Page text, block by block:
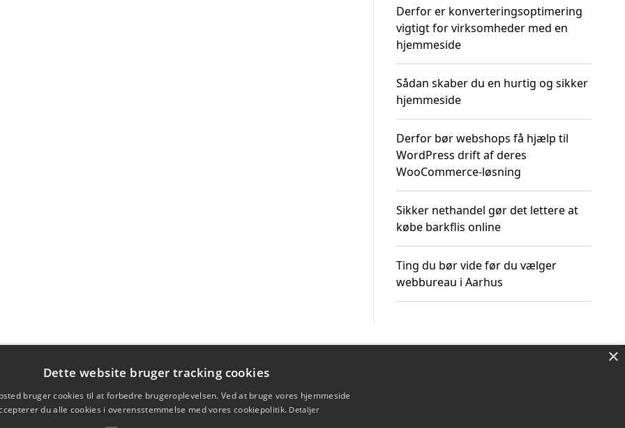
Derfor er konverteringsoptimering
vigtigt for virksomheder med en
hjemmeside
Sådan skaber du en hurtig og sikker
hjemmeside
Derfor bør webshops få hjælp til
WordPress drift af deres
WooCommerce-løsning
Sikker nethandel gør det lettere at
købe barkflis online
Ting du bør vide før du vælger
webbureau i Aarhus
×
Dette website bruger tracking cookies
bruger cookies til at forbedre brugeroplevelsen. Ved at bruge vores hjemmeside
du alle cookies i overensstemmelse med vores cookiepolitik. Detaljer